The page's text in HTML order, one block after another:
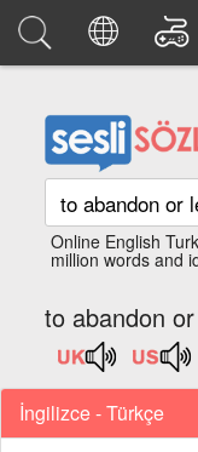
Online English
million words and
to abandon
İngilizce - Türkçe